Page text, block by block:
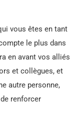
vous êtes en tant
le plus dans
en avant vos alliés
et collègues, et
autre personne,
renforcer